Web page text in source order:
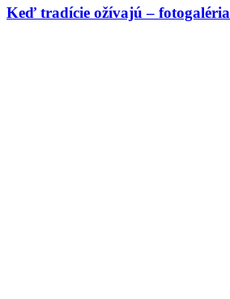
Keď tradície ožívajú – fotogaléria